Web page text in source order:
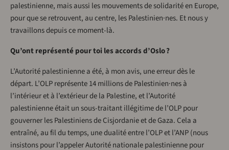
palestinienne, mais aussi les mouvements de solidarité en Europe,
pour que se retrouvent, au centre, les Palestinien·nes. Et nous y
travaillons depuis ce moment-là.
Qu’ont représenté pour toi les accords d’Oslo ?
L’Autorité palestinienne a été, à mon avis, une erreur dès le
départ. L’OLP représente 14 millions de Palestinien·nes à
l’intérieur et à l’extérieur de la Palestine, et l’Autorité
palestinienne était un sous-traitant illégitime de l’OLP pour
gouverner les Palestiniens de Cisjordanie et de Gaza. Cela a
entraîné, au fil du temps, une dualité entre l’OLP et l’ANP (nous
insistons pour l’appeler Autorité nationale palestinienne pour